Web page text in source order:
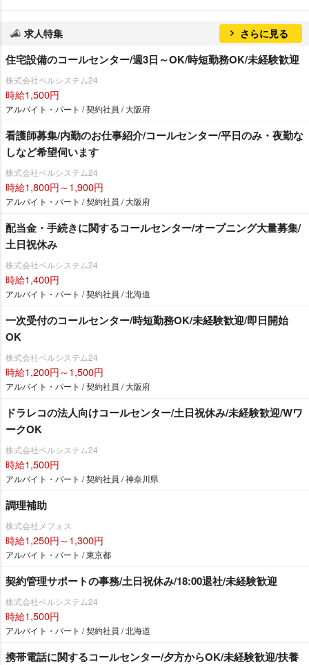
求人特集 さらに見る
住宅設備のコールセンター/週3日～OK/時短勤務OK/未経験歓迎
株式会社ベルシステム24
時給1,500円
アルバイト・パート / 契約社員 / 大阪府
看護師募集/内勤のお仕事紹介/コールセンター/平日のみ・夜勤な
しなど希望伺います
株式会社ベルシステム24
時給1,800円～1,900円
アルバイト・パート / 契約社員 / 大阪府
配当金・手続きに関するコールセンター/オープニング大量募集/
土日祝休み
株式会社ベルシステム24
時給1,400円
アルバイト・パート / 契約社員 / 北海道
一次受付のコールセンター/時短勤務OK/未経験歓迎/即日開始
OK
株式会社ベルシステム24
時給1,200円～1,500円
アルバイト・パート / 契約社員 / 大阪府
ドラレコの法人向けコールセンター/土日祝休み/未経験歓迎/Wワ
ークOK
株式会社ベルシステム24
時給1,500円
アルバイト・パート / 契約社員 / 神奈川県
調理補助
株式会社メフォス
時給1,250円～1,300円
アルバイト・パート / 東京都
契約管理サポートの事務/土日祝休み/18:00退社/未経験歓迎
株式会社ベルシステム24
時給1,500円
アルバイト・パート / 契約社員 / 北海道
携帯電話に関するコールセンター/夕方からOK/未経験歓迎/扶養